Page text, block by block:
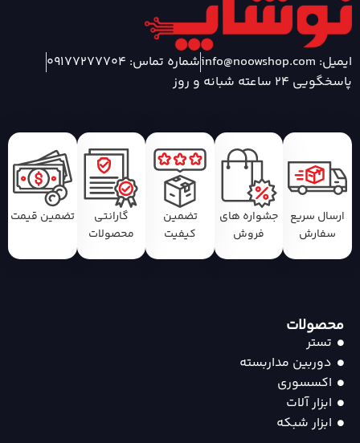
ایمیل: info@noowshop.com
شماره تماس: 09177277704
پاسخگویی 24 ساعته شبانه و روز
ارسال سریع
سفارش
جشواره های
فروش
تضمین
کیفیت
گارانتی
محصولات
تضمین قیمت
محصولات
تستر
دوربین مداربسته
اکسسوری
ابزار آلات
ابزار شبکه